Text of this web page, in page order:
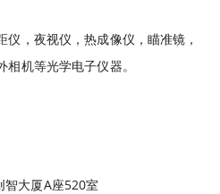
，夜视仪，热成像仪，瞄准镜，
机等光学电子仪器。
智大厦A座520室